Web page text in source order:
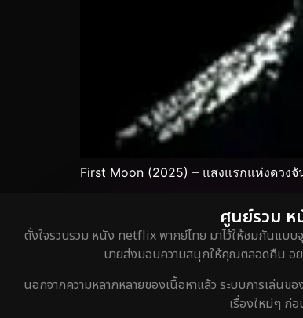
First Moon (2025) – แสงแรกแห่งดวง
ศูนย์รวม
ตั้งใจรวบรวม หนัง netflix พากย์ไทย มาไว้ให้ชมกันแบบ
บายส่งมอบความสนุกให้คุณตลอดคืน อ
นอกจากความหลากหลายของเนื้อหาแล้ว ระบบการเล่
เรื่องใหม่ๆ ก่